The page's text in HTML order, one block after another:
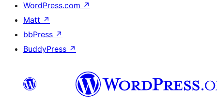
WordPress.com ↗
Matt ↗
bbPress ↗
BuddyPress ↗